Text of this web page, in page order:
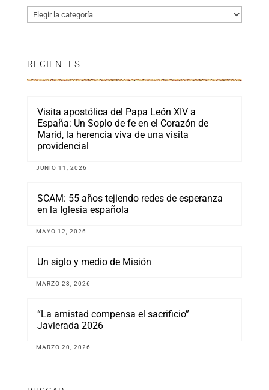
Categorías
RECIENTES
Visita apostólica del Papa León XIV a
España: Un Soplo de fe en el Corazón de
Marid, la herencia viva de una visita
providencial
JUNIO 11, 2026
SCAM: 55 años tejiendo redes de esperanza
en la Iglesia española
MAYO 12, 2026
Un siglo y medio de Misión
MARZO 23, 2026
“La amistad compensa el sacrificio”
Javierada 2026
MARZO 20, 2026